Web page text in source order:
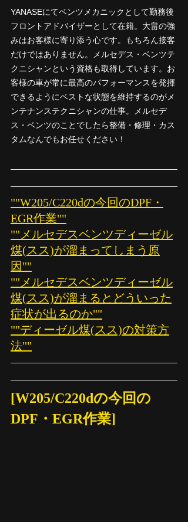
YANASEにてベンツメカニックとして勤務後
フロントアドバイザーとして在籍。大畠の強
みはお客様に寄り添う心です。もちろん接客
だけではありません。メルセデス・ベンツテ
クニシャンという資格も取得しています。お
客様の車が常に最高のパフォーマンスを発揮
できるようにベストな状態を維持するのがメ
ンテナンステクニシャンの仕事。メルセデ
ス・ベンツのことでしたら整備・修理・カス
タムなんでもお任せください！
""W205/C220dの今回のDPF・
EGR作業""
""メルセデスベンツディーゼル
煤(スス)が溜まってしまう原
因""
""メルセデスベンツディーゼル
煤(スス)が溜まるとどういった
症状が出るのか""
""ディーゼル煤(スス)の対策方
法""
[W205/C220dの今回の
DPF・EGR作業]